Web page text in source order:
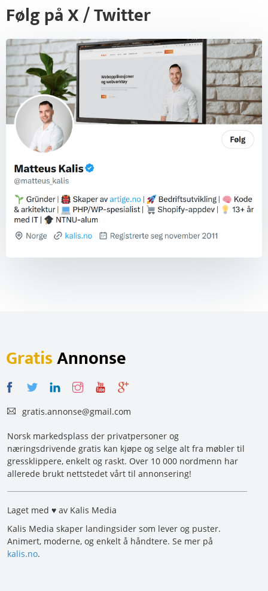
Følg på X / Twitter
GratisAnnonse
gratis.annonse@gmail.com
Norsk markedsplass der privatpersoner og
næringsdrivende gratis kan kjøpe og selge alt fra møbler til
gressklippere, enkelt og raskt. Over 10 000 nordmenn har
allerede brukt nettstedet vårt til annonsering!
Laget med ♥ av Kalis Media
Kalis Media skaper landingsider som lever og puster.
Animert, moderne, og enkelt å håndtere. Se mer på
kalis.no.